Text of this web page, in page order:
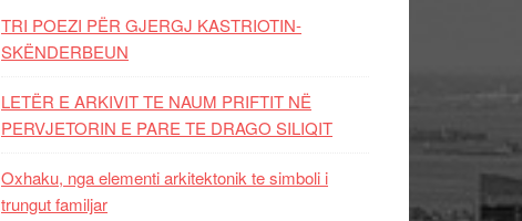
TRI POEZI PËR GJERGJ KASTRIOTIN-
SKËNDERBEUN
LETËR E ARKIVIT TE NAUM PRIFTIT NË
PERVJETORIN E PARE TE DRAGO SILIQIT
Oxhaku, nga elementi arkitektonik te simboli i
trungut familjar